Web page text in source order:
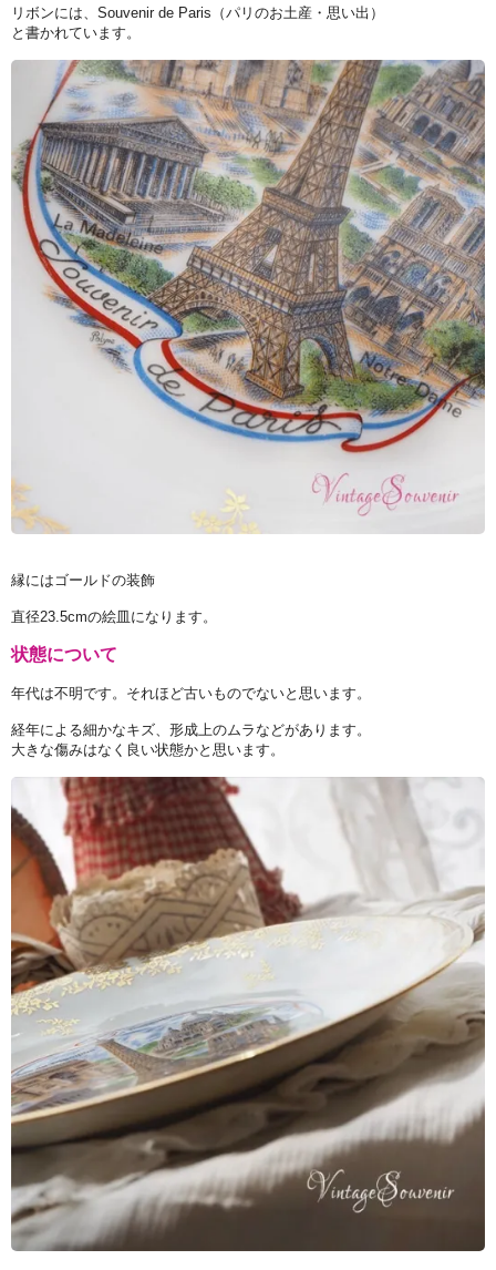
リボンには、Souvenir de Paris（パリのお土産・思い出）
と書かれています。
縁にはゴールドの装飾
直径23.5cmの絵皿になります。
状態について
年代は不明です。それほど古いものでないと思います。
経年による細かなキズ、形成上のムラなどがあります。
大きな傷みはなく良い状態かと思います。